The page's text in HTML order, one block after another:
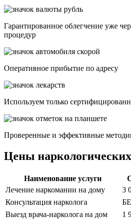
Гарантированное облегчение уже
процедур
Опеpативное прибытие по адресу
Используем только
Проверенные и эффективные
Цены наркологических
Наименование услуги
Лечение наркомании на дому
3
Консультация нарколога
Выезд врача-нарколога на дом 1